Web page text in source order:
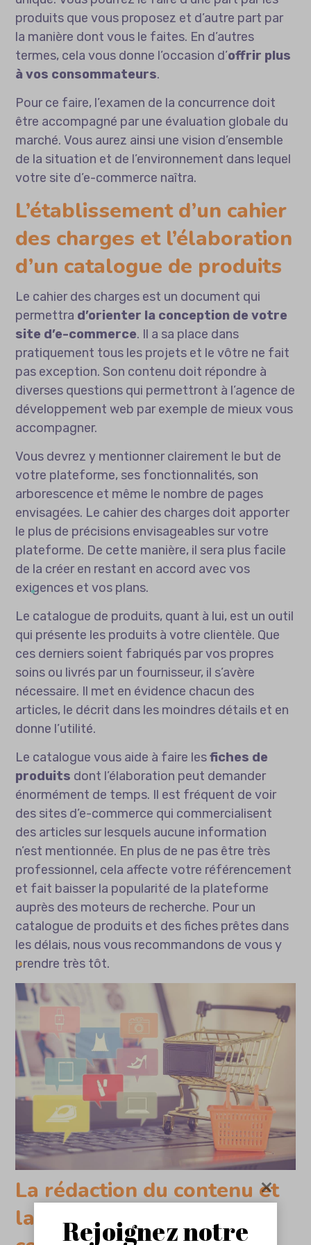
produits que vous proposez et d’autre part par
la manière dont vous le faites. En d’autres
termes, cela vous donne l’occasion d’offrir plus
à vos consommateurs.
Pour ce faire, l’examen de la concurrence doit
être accompagné par une évaluation globale du
marché. Vous aurez ainsi une vision d’ensemble
de la situation et de l’environnement dans lequel
votre site d’e-commerce naîtra.
L’établissement d’un cahier
des charges et l’élaboration
d’un catalogue de produits
Le cahier des charges est un document qui
permettra d’orienter la conception de votre
site d’e-commerce. Il a sa place dans
pratiquement tous les projets et le vôtre ne fait
pas exception. Son contenu doit répondre à
diverses questions qui permettront à l’agence de
développement web par exemple de mieux vous
accompagner.
Vous devrez y mentionner clairement le but de
votre plateforme, ses fonctionnalités, son
arborescence et même le nombre de pages
envisagées. Le cahier des charges doit apporter
le plus de précisions envisageables sur votre
plateforme. De cette manière, il sera plus facile
de la créer en restant en accord avec vos
exigences et vos plans.
Le catalogue de produits, quant à lui, est un outil
qui présente les produits à votre clientèle. Que
ces derniers soient fabriqués par vos propres
soins ou livrés par un fournisseur, il s’avère
nécessaire. Il met en évidence chacun des
articles, le décrit dans les moindres détails et en
donne l’utilité.
Le catalogue vous aide à faire lesfiches de
produits dont l’élaboration peut demander
énormément de temps. Il est fréquent de voir
des sites d’e-commerce qui commercialisent
des articles sur lesquels aucune information
n’est mentionnée. En plus de ne pas être très
professionnel, cela affecte votre référencement
et fait baisser la popularité de la plateforme
auprès des moteurs de recherche. Pour un
catalogue de produits et des fiches prêtes dans
les délais, nous vous recommandons de vous y
prendre très tôt.
La rédaction du contenu et
la mise en ligne du site e-
Rejoignez notre